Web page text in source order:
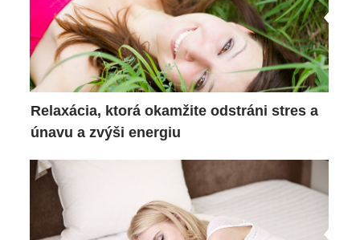
Relaxácia, ktorá okamžite odstráni stres a
únavu a zvýši energiu